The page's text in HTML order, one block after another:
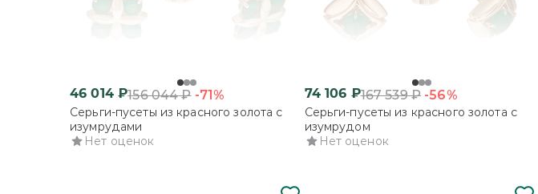
46 014₽156 044₽ -71%
Серьги-пусеты из красного золота с
изумрудами
Нет оценок
74 106 ₽167 539₽ -56%
Серьги-пусеты из красного золота с
изумрудом
Нет оценок